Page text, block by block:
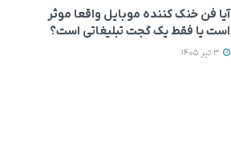
آیا فن خنک کننده موبایل واقعا موثر
است یا فقط یک گجت تبلیغاتی است؟